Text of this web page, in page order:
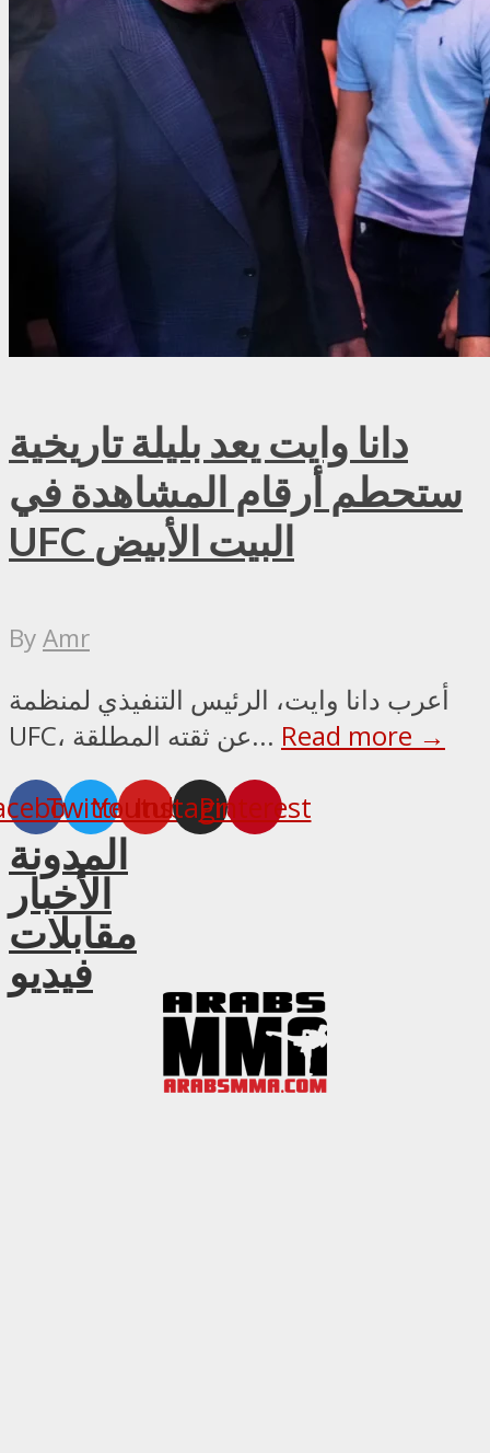
دانا وايت يعد بليلة تاريخية
ستحطم أرقام المشاهدة في
UFC البيت الأبيض
ByAmr
أعرب دانا وايت، الرئيس التنفيذي لمنظمة
UFC، عن ثقته المطلقة... Read more →
TwitterYoutube
Instagram
Pinterest
المدونة
الأخبار
مقابلات
فيديو